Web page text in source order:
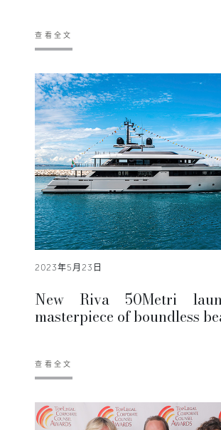
查看全文
2023年5月23日
New Riva 50Metri
masterpiece of boundless
查看全文